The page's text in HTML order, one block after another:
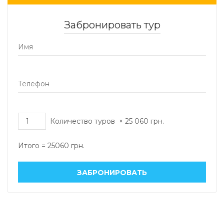
Забронировать тур
Количество туров × 25 060 грн.
Итого = 25060 грн.